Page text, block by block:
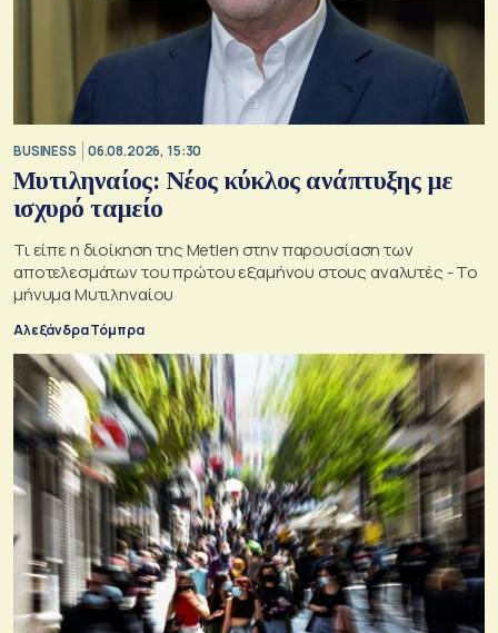
BUSINESS 06.08.2026, 15:30
Μυτιληναίος: Νέος κύκλος ανάπτυξης με
ισχυρό ταμείο
Τι είπε η διοίκηση της Metlen στην παρουσίαση των
αποτελεσμάτων του πρώτου εξαμήνου στους αναλυτές - Το
μήνυμα Μυτιληναίου
Αλεξάνδρα Τόμπρα